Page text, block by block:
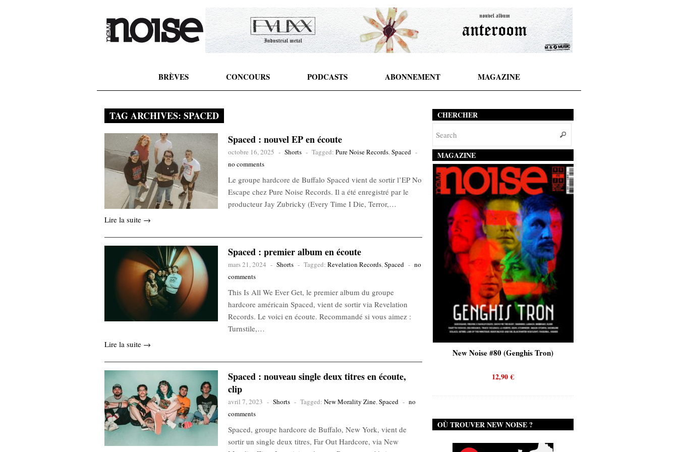
BRÈVES CONCOURS PODCASTS ABONNEMENT MAGAZINE
TAG ARCHIVES: SPACED
Spaced : nouvel EP en écoute
octobre 16, 2025 - Shorts - Tagged: Pure Noise Records,Spaced -
no comments
Le groupe hardcore de Buffalo Spaced vient de sortir l’EP No
Escape chez Pure Noise Records. Il a été enregistré par le
producteur Jay Zubricky (Every Time I Die, Terror,…
Lire la suite →
Spaced : premier album en écoute
mars 21, 2024 - Shorts - Tagged: Revelation Records,Spaced - no
comments
This Is All We Ever Get, le premier album du groupe
hardcore américain Spaced, vient de sortir via Revelation
Records. Le voici en écoute. Recommandé si vous aimez :
Turnstile,…
Lire la suite →
Spaced : nouveau single deux titres en écoute,
clip
avril 7, 2023 - Shorts - Tagged: New Morality Zine,Spaced - no
comments
Spaced, groupe hardcore de Buffalo, New York, vient de
sortir un single deux titres, Far Out Hardcore, via New
CHERCHER
MAGAZINE
12,90€
New Noise #80 (Genghis Tron)
12,90€
OÙ TROUVER NEW NOISE ?